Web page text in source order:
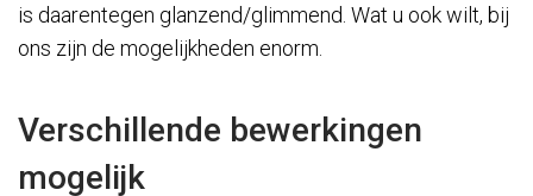
is daarentegen glanzend/glimmend. Wat u ook wilt, bij
ons zijn de mogelijkheden enorm.
Verschillende bewerkingen
mogelijk